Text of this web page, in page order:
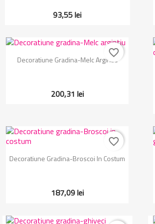
93,55 lei
Vizualizare rapida
Decoratiune Gradina-Melc Argintiu
200,31 lei
favorite_border
Vizualizare rapida
Decoratiune Gradina-Broscoi In Costum
187,09 lei
favorite_border